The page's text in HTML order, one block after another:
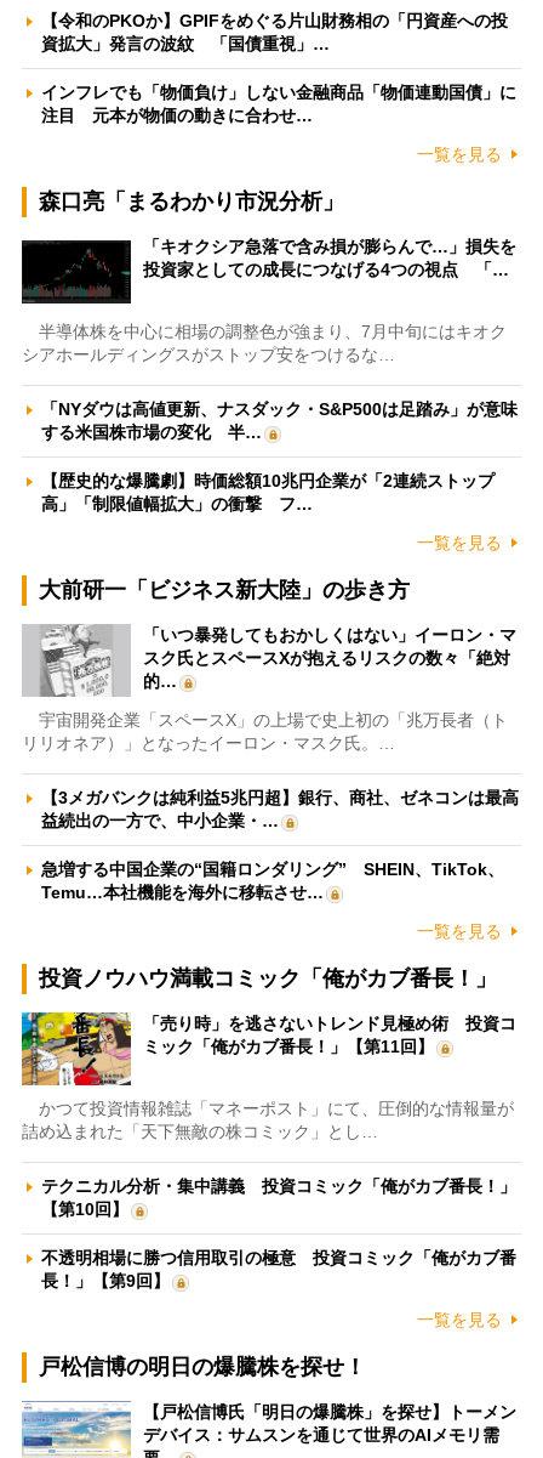
【令和のPKOか】GPIFをめぐる片山財務相の「円資産への投
資拡大」発言の波紋 「国債重視」…
インフレでも「物価負け」しない金融商品「物価連動国債」に
注目 元本が物価の動きに合わせ…
一覧を見る
森口亮「まるわかり市況分析」
「キオクシア急落で含み損が膨らんで…」損失を
投資家としての成長につなげる4つの視点 「…
半導体株を中心に相場の調整色が強まり、7月中旬にはキオク
シアホールディングスがストップ安をつけるな…
「NYダウは高値更新、ナスダック・S&P500は足踏み」が意味
する米国株市場の変化 半…
【歴史的な爆騰劇】時価総額10兆円企業が「2連続ストップ
高」「制限値幅拡大」の衝撃 フ…
一覧を見る
大前研一「ビジネス新大陸」の歩き方
「いつ暴発してもおかしくはない」イーロン・マ
スク氏とスペースXが抱えるリスクの数々「絶対
的…
宇宙開発企業「スペースX」の上場で史上初の「兆万長者（ト
リリオネア）」となったイーロン・マスク氏。…
【3メガバンクは純利益5兆円超】銀行、商社、ゼネコンは最高
益続出の一方で、中小企業・…
急増する中国企業の“国籍ロンダリング” SHEIN、TikTok、
Temu…本社機能を海外に移転させ…
一覧を見る
投資ノウハウ満載コミック「俺がカブ番長！」
「売り時」を逃さないトレンド見極め術 投資コ
ミック「俺がカブ番長！」【第11回】
かつて投資情報雑誌「マネーポスト」にて、圧倒的な情報量が
詰め込まれた「天下無敵の株コミック」とし…
テクニカル分析・集中講義 投資コミック「俺がカブ番長！」
【第10回】
不透明相場に勝つ信用取引の極意 投資コミック「俺がカブ番
長！」【第9回】
一覧を見る
戸松信博の明日の爆騰株を探せ！
【戸松信博氏「明日の爆騰株」を探せ】トーメン
デバイス：サムスンを通じて世界のAIメモリ需